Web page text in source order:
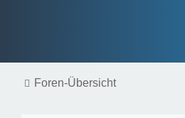
Foren-Übersicht